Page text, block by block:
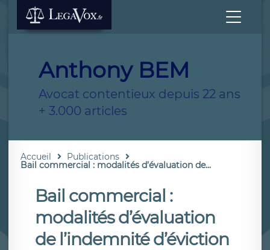
Anthony BEM
Avocat contentieux depuis 22 ans
+ 3.000 articles
Accueil Publications
Bail commercial : modalités d’évaluation de...
Bail commercial :
modalités d’évaluation
de l’indemnité d’éviction